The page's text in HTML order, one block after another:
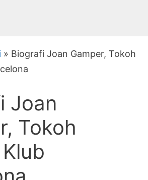
» Biografi Joan Gamper, Tokoh
Joan
Tokoh